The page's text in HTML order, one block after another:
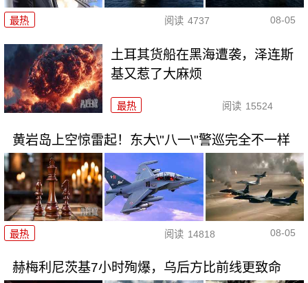
最热 阅读 4737 08-05
土耳其货船在黑海遭袭，泽连斯
基又惹了大麻烦
最热 阅读 15524
黄岩岛上空惊雷起！东大\"八一\"警巡完全不一样
最热 阅读 14818 08-05
赫梅利尼茨基7小时殉爆，乌后方比前线更致命